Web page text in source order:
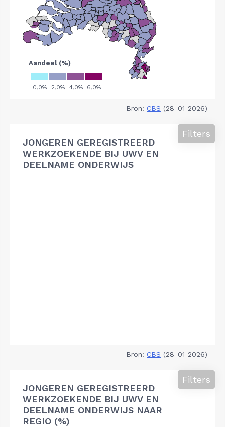
Bron: CBS (28-01-2026)
JONGEREN GEREGISTREERD
WERKZOEKENDE BIJ UWV EN
DEELNAME ONDERWIJS
Filters
Bron: CBS (28-01-2026)
JONGEREN GEREGISTREERD
WERKZOEKENDE BIJ UWV EN
DEELNAME ONDERWIJS NAAR
REGIO (%)
Filters